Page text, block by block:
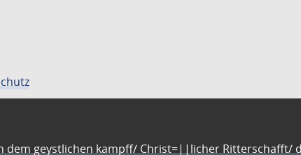
dem geystlichen kampff/ Christ=||licher Ritterschafft/